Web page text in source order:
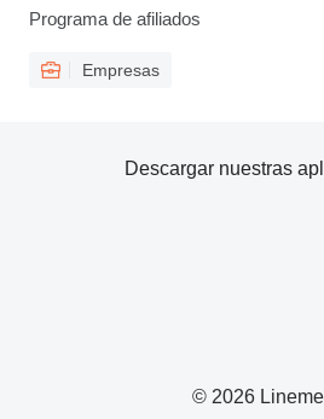
Programa de afiliados
Empresas
© 2026
Descargar nuestras